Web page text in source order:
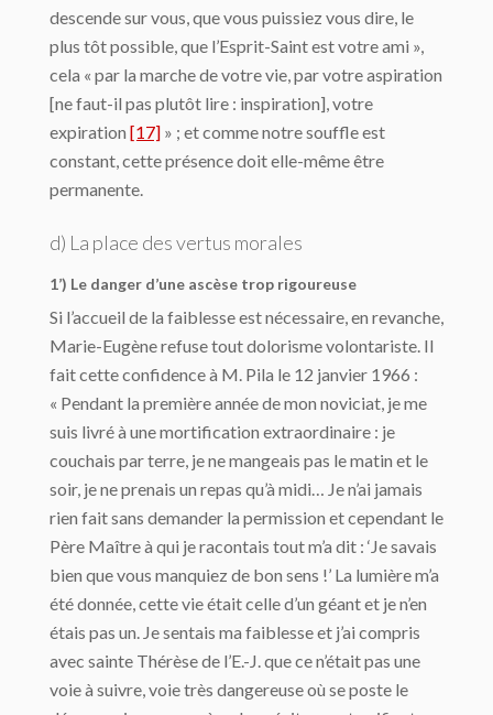
descende sur vous, que vous puissiez vous dire, le
plus tôt possible, que l’Esprit-Saint est votre ami »,
cela « par la marche de votre vie, par votre aspiration
[ne faut-il pas plutôt lire : inspiration], votre
expiration [17] » ; et comme notre souffle est
constant, cette présence doit elle-même être
permanente.
d) La place des vertus morales
1’) Le danger d’une ascèse trop rigoureuse
Si l’accueil de la faiblesse est nécessaire, en revanche,
Marie-Eugène refuse tout dolorisme volontariste. Il
fait cette confidence à M. Pila le 12 janvier 1966 :
« Pendant la première année de mon noviciat, je me
suis livré à une mortification extraordinaire : je
couchais par terre, je ne mangeais pas le matin et le
soir, je ne prenais un repas qu’à midi… Je n’ai jamais
rien fait sans demander la permission et cependant le
Père Maître à qui je racontais tout m’a dit : ‘Je savais
bien que vous manquiez de bon sens !’ La lumière m’a
été donnée, cette vie était celle d’un géant et je n’en
étais pas un. Je sentais ma faiblesse et j’ai compris
avec sainte Thérèse de l’E.-J. que ce n’était pas une
voie à suivre, voie très dangereuse où se poste le